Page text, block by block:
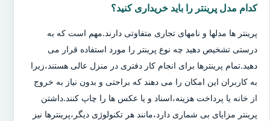
کدام مدل پرینتر را باید خریداری کنید؟
پرینتر ها مدلها و نامهای تجاری متفاوتی دارند.مهم است که به
درستی تشخیص دهید چه نوع پرینتر را مورد استفاده قرار می
دهید.تمام پرینترها برای انجام کار دفتری در منزل عالی هستند،زیرا
به کاربران این امکان را می دهند که براحتی و بدون نیاز به خروج
از خانه یا پرداخت هزینه،اسناد و یا عکس ها را چاپ کنند.داشتن
پرینتر مزایای بی شماری دارد،مانند هر تکنولوژی دیگر،پرینترها نیز